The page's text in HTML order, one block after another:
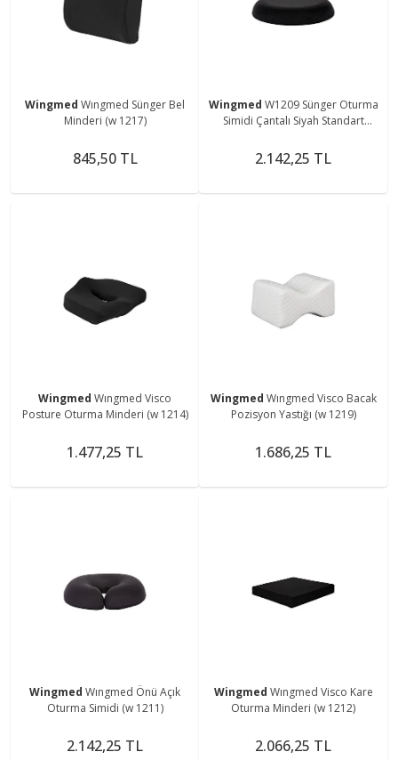
Wingmed Wıngmed Sünger Bel
Minderi (w 1217)
845,50 TL
Wingmed W1209 Sünger Oturma
Simidi Çantalı Siyah Standart
2.142,25 TL
Wingmed Wıngmed Visco
Posture Oturma Minderi (w 1214)
1.477,25 TL
Wingmed Wıngmed Visco Bacak
Pozisyon Yastığı (w 1219)
1.686,25 TL
Wingmed Wıngmed Önü Açık
Oturma Simidi (w 1211)
2.142,25 TL
Wingmed Wıngmed Visco Kare
Oturma Minderi (w 1212)
2.066,25 TL